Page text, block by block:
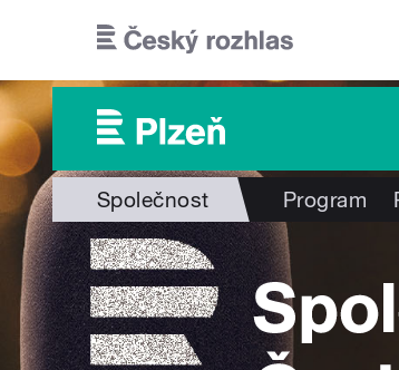
Společnost Program